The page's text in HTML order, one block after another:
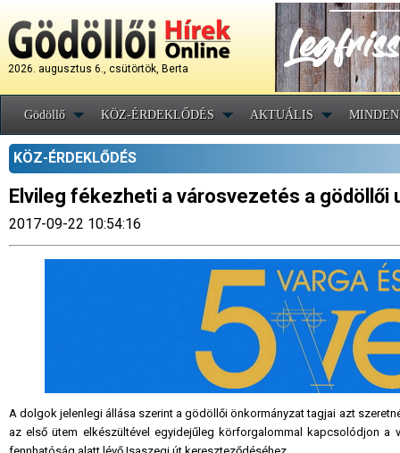
2026. augusztus 6., csütörtök, Berta
Gödöllő KÖZ-ÉRDEKLŐDÉS AKTUÁLIS
KÖZ-ÉRDEKLŐDÉS
Elvileg fékezheti a városvezetés a gödöllői
2017-09-22 10:54:16
A dolgok jelenlegi állása szerint a gödöllői önkormányzat tagjai azt
az első ütem elkészültével egyidejűleg körforgalommal kapcsolódjon a